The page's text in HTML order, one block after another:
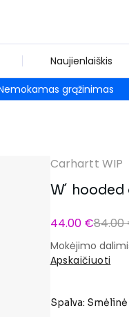
Naujienlaiškis
grąžinimas
Carhartt WIP
W´
44.00 €84.00
Mokėjimo
Apskaičiuoti
Spalva: Smėlinė